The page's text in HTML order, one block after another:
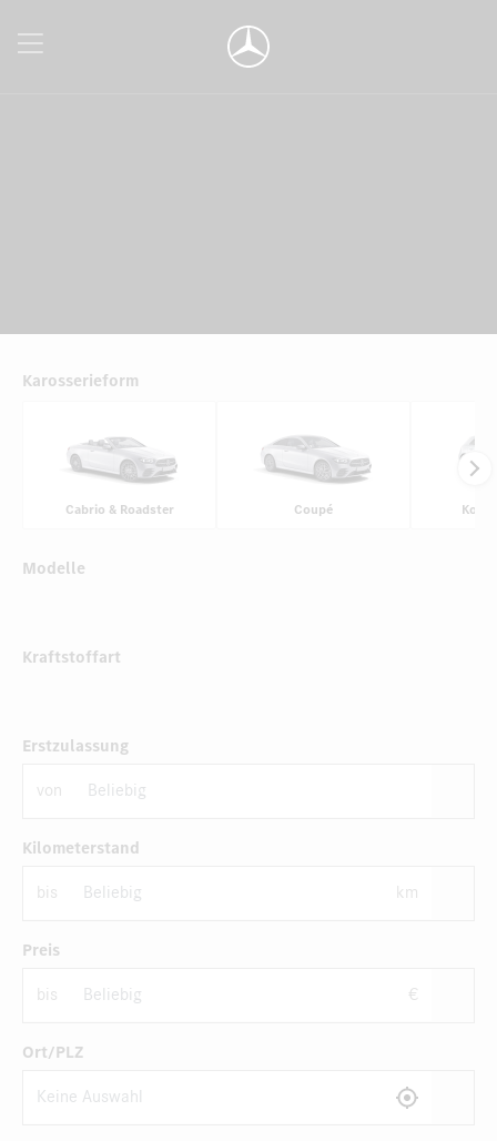
Karosserieform
Cabrio & Roadster Coupé
Modelle
Kraftstoffart
Erstzulassung
von
Kilometerstand
bis km
Preis
bis €
Ort/PLZ